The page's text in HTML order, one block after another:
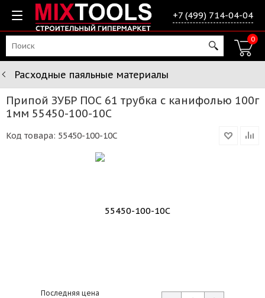
+7 (499) 714-04-04
0
Расходные паяльные материалы
Припой ЗУБР ПОС 61 трубка с канифолью 100г
1мм 55450-100-10C
Код товара: 55450-100-10C
Последняя цена